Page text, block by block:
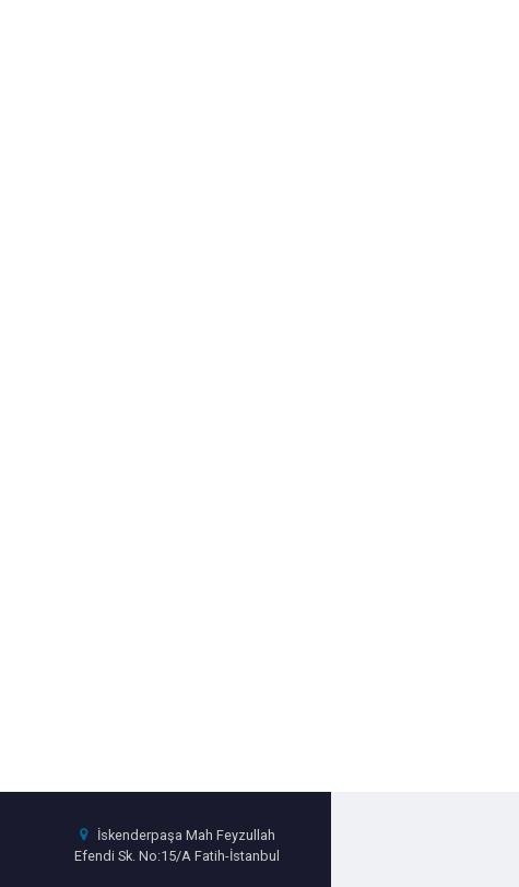
İskenderpaşa Mah Feyzullah
Efendi Sk. No:15/A Fatih-İstanbul